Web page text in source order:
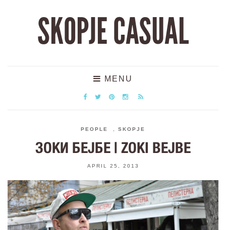
SKOPJE CASUAL
MENU
PEOPLE SKOPJE
ЗОКИ БЕЈБЕ | ZOKI BEJBE
APRIL 25, 2013